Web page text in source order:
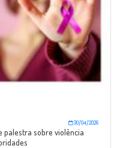
30/04/2026
palestra sobre violência